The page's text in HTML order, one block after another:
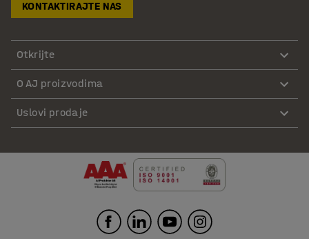
KONTAKTIRAJTE NAS
Otkrijte
O AJ proizvodima
Uslovi prodaje